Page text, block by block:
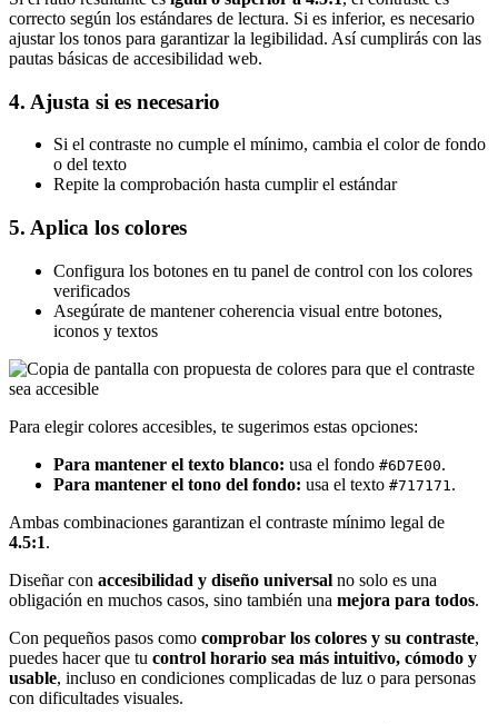
correcto según los estándares de lectura. Si es inferior, es necesario
ajustar los tonos para garantizar la legibilidad. Así cumplirás con las
pautas básicas de accesibilidad web.
4. Ajusta si es necesario
Si el contraste no cumple el mínimo, cambia el color de fondo
o del texto
Repite la comprobación hasta cumplir el estándar
5. Aplica los colores
Configura los botones en tu panel de control con los colores
verificados
Asegúrate de mantener coherencia visual entre botones,
iconos y textos
Para elegir colores accesibles, te sugerimos estas opciones:
Para mantener el texto blanco: usa el fondo #6D7E00.
Para mantener el tono del fondo: usa el texto #717171 .
Ambas combinaciones garantizan el contraste mínimo legal de
4.5:1.
Diseñar con accesibilidad y diseño universal no solo es una
obligación en muchos casos, sino también una mejora para todos.
Con pequeños pasos como comprobar los colores y su contraste,
puedes hacer que tu control horario sea más intuitivo, cómodo y
usable, incluso en condiciones complicadas de luz o para personas
con dificultades visuales.